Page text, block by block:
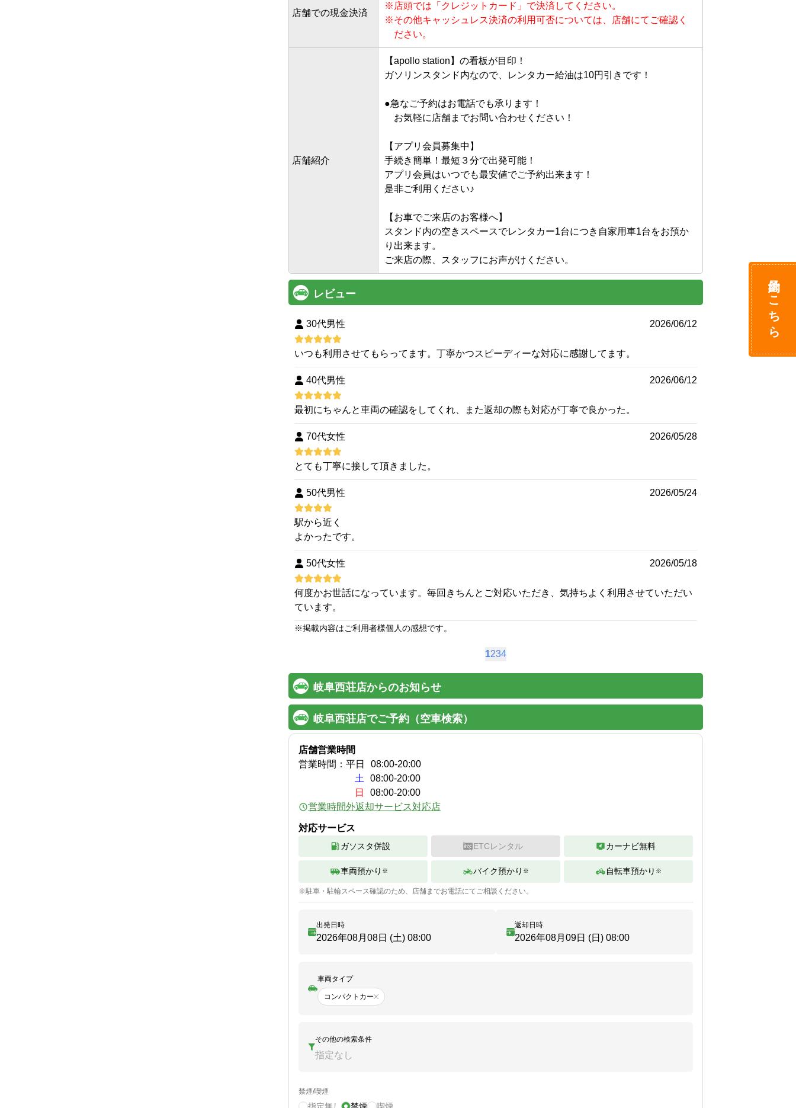
店舗での現金決済
※ 店頭では「クレジットカード」で決済してください。
※その他キャッシュレス決済の利用可否については、店舗にてご確認く
ださい。
店舗紹介
【apollo station】の看板が目印！
ガソリンスタンド内なので、レンタカー給油は10円引きです！
●急なご予約はお電話でも承ります！
お気軽に店舗までお問い合わせください！
【アプリ会員募集中】
手続き簡単！最短３分で出発可能！
アプリ会員はいつでも最安値でご予約出来ます！
是非ご利用ください♪
【お車でご来店のお客様へ】
スタンド内の空きスペースでレンタカー1台につき自家用車1台をお預か
り出来ます。
レビュー
30代男性 2026/06/12
いつも利用させてもらってます。丁寧かつスピーディーな対応に感謝してます。
40代男性 2026/06/12
最初にちゃんと車両の確認をしてくれ、また返却の際も対応が丁寧で良かった。
70代女性 2026/05/28
とても丁寧に接して頂きました。
50代男性 2026/05/24
駅から近く
よかったです。
50代女性 2026/05/18
何度かお世話になっています。毎回きちんとご対応いただき、気持ちよく利用させていただい
ています。
※掲載内容はご利用者様個人の感想です。
1234
岐阜西荘店からのお知らせ
岐阜西荘店でご予約（空車検索）
店舗営業時間
営業時間： 平日 08:00-20:00
土
08:00-20:00
日
08:00-20:00
営業時間外返却サービス対応店
対応サービス
ガソスタ併設 ETCレンタル カーナビ無料
車両預かり ※ バイク預かり ※ 自転車預かり ※
※駐車・駐輪スペース確認のため、店舗までお電話にてご相談ください。
出発日時
2026年08月08日 (土) 08:00
返却日時
2026年08月09日 (日) 08:00
車両タイプ
コンパクトカー
その他の検索条件
指定なし
禁煙/喫煙
予約はこちら